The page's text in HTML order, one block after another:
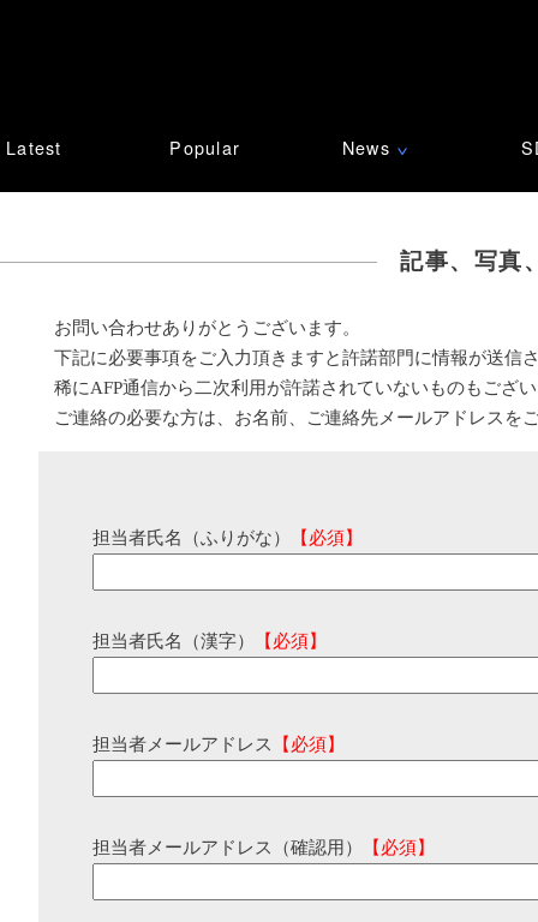
Latest Popular News ∨
記事、写真
お問い合わせありがとうございます。
下記に必要事項をご入力頂きますと許諾部門に情報が送信
稀にAFP通信から二次利用が許諾されていないものもござ
ご連絡の必要な方は、お名前、ご連絡先メールアドレスを
担当者氏名（ふりがな） 【必須】
担当者氏名（漢字） 【必須】
担当者メールアドレス 【必須】
担当者メールアドレス（確認用） 【必須】